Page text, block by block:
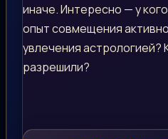
иначе. Интересно — у
опыт совмещения
увлечения астрологией?
разрешили?